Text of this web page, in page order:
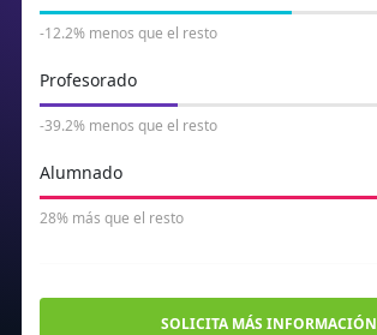
-12.2% menos que el resto
Profesorado
-39.2% menos que el resto
Alumnado
28% más que el resto
SOLICITA MÁS INFORMACIÓN